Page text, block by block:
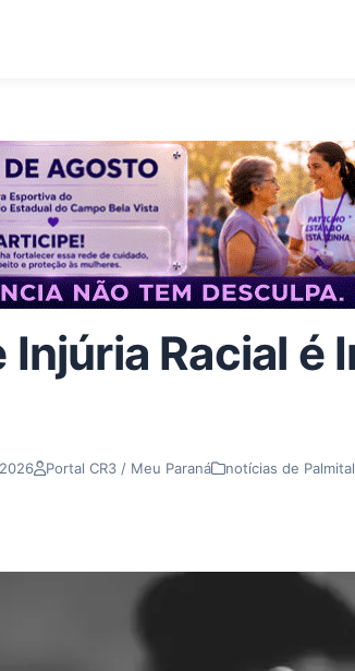
Injúria Racial é
Portal CR3 / Meu Paraná notícias de